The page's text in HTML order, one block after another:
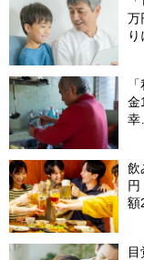
万
金
幸
飲
円
額